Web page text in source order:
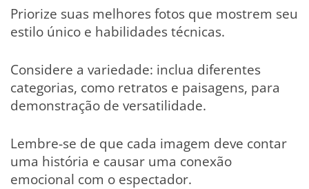
Priorize suas melhores fotos que mostrem seu
estilo único e habilidades técnicas.
Considere a variedade: inclua diferentes
categorias, como retratos e paisagens, para
demonstração de versatilidade.
Lembre-se de que cada imagem deve contar
uma história e causar uma conexão
emocional com o espectador.